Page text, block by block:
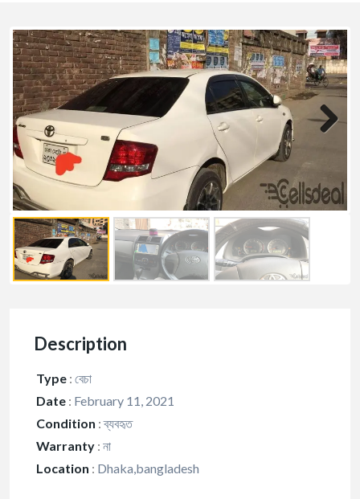
Description
Type : বেচা
Date : February 11, 2021
Condition :ব্যবহৃত
Warranty : না
Location : Dhaka,bangladesh